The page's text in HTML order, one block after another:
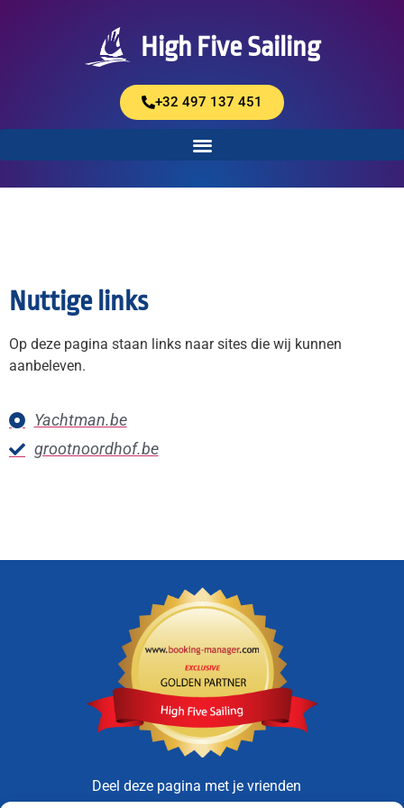
High Five Sailing
+32 497 137 451
Nuttige links
Op deze pagina staan links naar sites die wij kunnen
aanbeleven.
Yachtman.be
grootnoordhof.be
Deel deze pagina met je vrienden